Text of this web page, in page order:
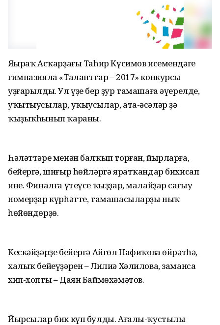
Яңыраҡ Асҡарҙағы Таһир Күсимов исемендәге
гимназияла «Талант­тар – 2017» конкурсы
уҙғарылды. Ул үҙе бер ҙур тамашаға әүерелде,
уҡытыусылар, уҡыусылар, ата-әсәләр ҙә
ҡыҙыҡһынып ҡараны.
Һәләттәре менән балҡып торған, йырларға,
бейергә, шиғыр һөйләргә яратҡандар бихисап
ине. Финалға үтеүсе ҡыҙҙар, малайҙар сағыу
номерҙар күрһәтте, тамашасыларҙы ныҡ
һөйөндөрҙө.
Кескәйҙәрҙе бейергә Айгөл Нафиҡова өйрәтһә,
халыҡ бейеүҙәрен – Лилиә Хәлилова, заманса
хип-хопты – Даян Баймөхәмәтов.
Йырсылар бик күп булды. Ағалы-ҡустылы